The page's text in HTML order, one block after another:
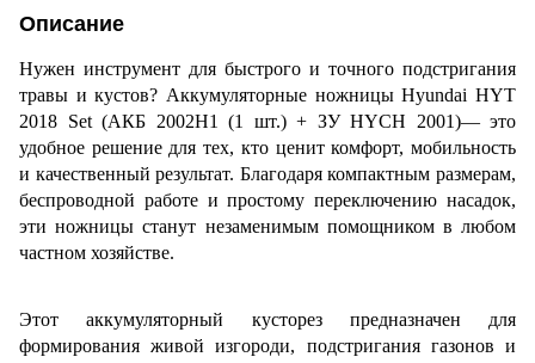
Описание
Нужен инструмент для быстрого и точного подстригания
травы и кустов? Аккумуляторные ножницы Hyundai HYT
2018 Set (АКБ 2002H1 (1 шт.)+ ЗУ HYCH 2001)— это
удобное решение для тех, кто ценит комфорт, мобильность
и качественный результат. Благодаря компактным размерам,
беспроводной работе и простому переключению насадок,
эти ножницы станут незаменимым помощником в любом
частном хозяйстве.
Этот аккумуляторный кусторез предназначен для
формирования живой изгороди, подстригания газонов и